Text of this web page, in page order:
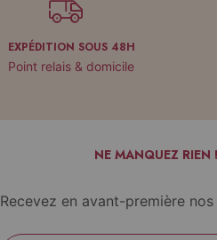
EXPÉDITION SOUS 48H
Point relais & domicile
NE MANQUEZ
Recevez en avant-première